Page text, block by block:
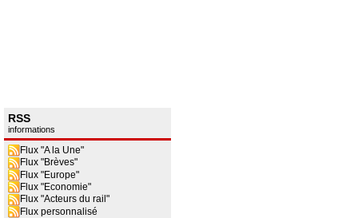
RSS
informations
Flux "A la Une"
Flux "Brèves"
Flux "Europe"
Flux "Economie"
Flux "Acteurs du rail"
Flux personnalisé